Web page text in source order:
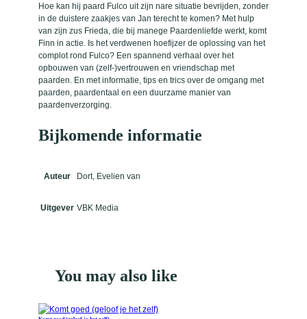
Hoe kan hij paard Fulco uit zijn nare situatie bevrijden, zonder
in de duistere zaakjes van Jan terecht te komen? Met hulp
van zijn zus Frieda, die bij manege Paardenliefde werkt, komt
Finn in actie. Is het verdwenen hoefijzer de oplossing van het
complot rond Fulco? Een spannend verhaal over het
opbouwen van (zelf-)vertrouwen en vriendschap met
paarden. En met informatie, tips en trics over de omgang met
paarden, paardentaal en een duurzame manier van
paardenverzorging.
Bijkomende informatie
Auteur Dort, Evelien van
Uitgever VBK Media
You may also like